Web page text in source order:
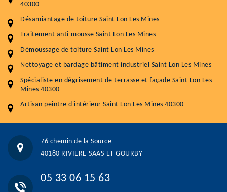
40300
Désamiantage de toiture Saint Lon Les Mines
Traitement anti-mousse Saint Lon Les Mines
Démoussage de toiture Saint Lon Les Mines
Nettoyage et bardage bâtiment industriel Saint Lon Les Mines
Spécialiste en dégrisement de terrasse et façade Saint Lon Les
Mines 40300
Artisan peintre d'intérieur Saint Lon Les Mines 40300
76 chemin de la Source
40180 RIVIERE-SAAS-ET-GOURBY
05 33 06 15 63
Démoussage toiture
Traitement hydrofuge toiture
Artisant local recommander
76 chemin de la Source 40180 RIVIERE-SAAS-ET-GOURBY